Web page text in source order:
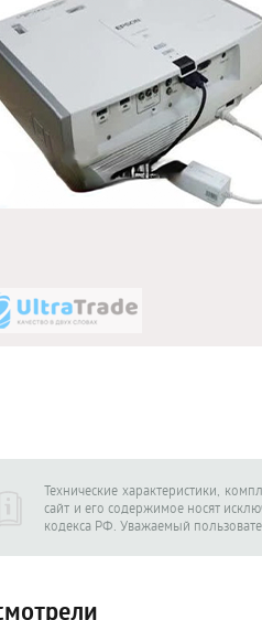
Технические характеристики,
сайт и его содержимое носят
кодекса РФ. Уважаемый